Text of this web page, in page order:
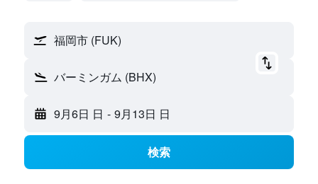
福岡市 (FUK)
バーミンガム (BHX)
9月6日 日 - 9月13日 日
検索